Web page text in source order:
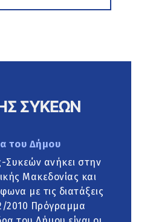
του Δήμου
ανήκει στην
Μακεδονίας και
με τις διατάξεις
2010 Πρόγραμμα